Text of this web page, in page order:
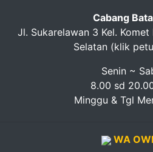
Cabang
Jl. Sukarelawan 3 Kel.
Selatan (klik
Senin ~
8.00 sd
Minggu & Tgl
WA